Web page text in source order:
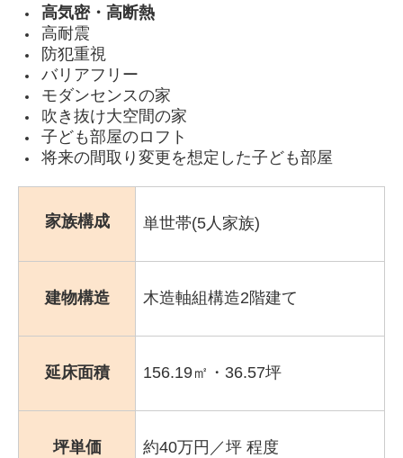
高気密・高断熱
高耐震
防犯重視
バリアフリー
モダンセンスの家
吹き抜け大空間の家
子ども部屋のロフト
将来の間取り変更を想定した子ども部屋
家族構成 単世帯(5人家族)
建物構造 木造軸組構造2階建て
延床面積 156.19㎡・36.57坪
坪単価 約40万円／坪 程度